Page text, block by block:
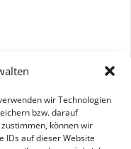
wir Technologien
bzw. darauf
können wir
IDs auf dieser Website